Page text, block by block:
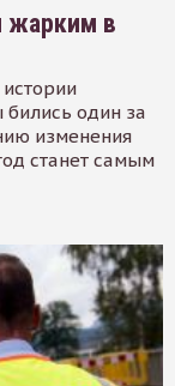
жарким в
один за
изменения
станет самым